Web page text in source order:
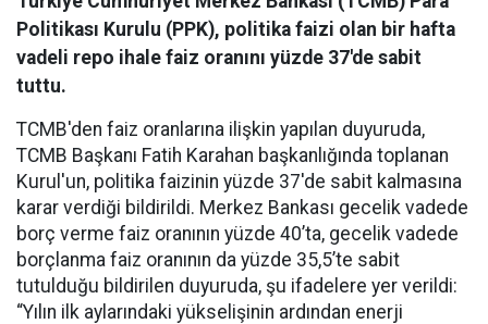
Politikası Kurulu (PPK), politika faizi olan bir hafta
vadeli repo ihale faiz oranını yüzde 37'de sabit
tuttu.
TCMB'den faiz oranlarına ilişkin yapılan duyuruda,
TCMB Başkanı Fatih Karahan başkanlığında toplanan
Kurul'un, politika faizinin yüzde 37'de sabit kalmasına
karar verdiği bildirildi. Merkez Bankası gecelik vadede
borç verme faiz oranının yüzde 40’ta, gecelik vadede
borçlanma faiz oranının da yüzde 35,5’te sabit
tutulduğu bildirilen duyuruda, şu ifadelere yer verildi:
“Yılın ilk aylarındaki yükselişinin ardından enerji